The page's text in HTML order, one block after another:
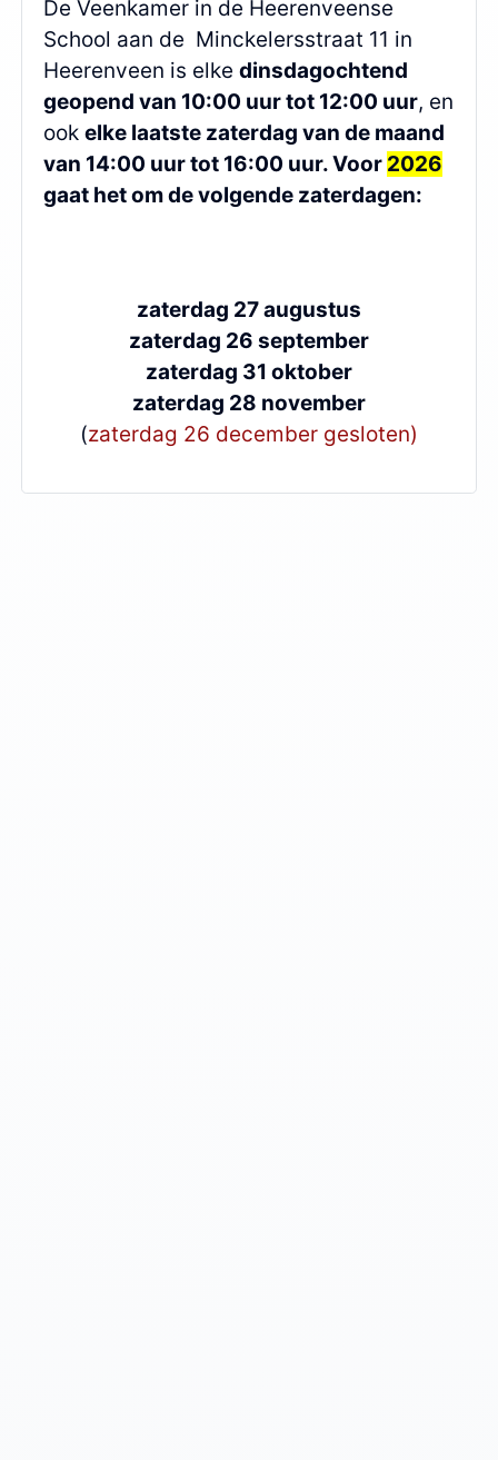
De Veenkamer in de Heerenveense
School aan de Minckelersstraat 11 in
Heerenveen is elke dinsdagochtend
geopend van 10:00 uur tot 12:00 uur, en
ook elke laatste zaterdag van de maand
van 14:00 uur tot 16:00 uur. Voor 2026
gaat het om de volgende zaterdagen:
zaterdag 27 augustus
zaterdag 26 september
zaterdag 31 oktober
zaterdag 28 november
(zaterdag 26 december gesloten)